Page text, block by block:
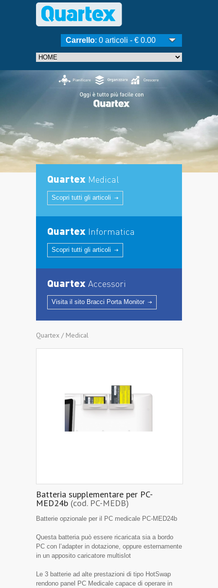
Carrello: 0 articoli - € 0.00
Quartex Medical
Scopri tutti gli articoli
Quartex Informatica
Scopri tutti gli articoli
Quartex Accessori
Visita il sito Bracci Porta Monitor
Quartex / Medical
Batteria supplementare per PC-
MED24b (cod. PC-MEDB)
Batterie opzionale per il PC medicale PC-MED24b
Questa batteria può essere ricaricata sia a bordo
PC con l’adapter in dotazione, oppure esternamente
in un apposito caricatore multislot
Le 3 batterie ad alte prestazioni di tipo HotSwap
rendono panel PC Medicale capace di operare in